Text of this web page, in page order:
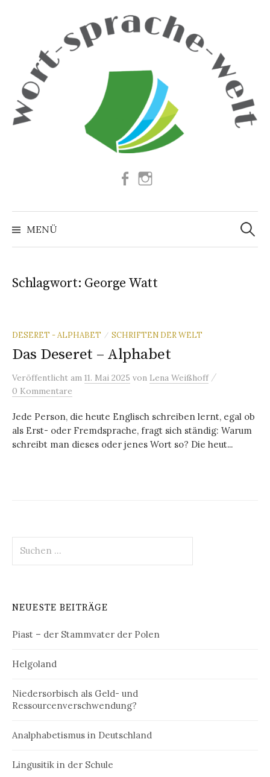
Facebook
MENÜ
Suchen
nach:
Schlagwort: George Watt
DESERET - ALPHABET / SCHRIFTEN DER WELT
Das Deseret – Alphabet
Veröffentlicht am 11. Mai 2025 von Lena Weißhoff /
0 Kommentare
Jede Person, die heute Englisch schreiben lernt, egal ob
als Erst- oder Fremdsprache, fragt sich ständig: Warum
schreibt man dieses oder jenes Wort so? Die heut...
nach:
NEUESTE BEITRÄGE
Piast – der Stammvater der Polen
Helgoland
Niedersorbisch als Geld- und
Ressourcenverschwendung?
Analphabetismus in Deutschland
Lingusitik in der Schule